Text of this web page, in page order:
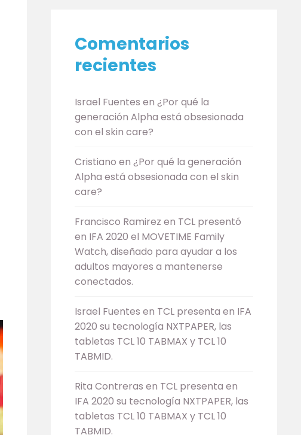
Comentarios
recientes
Israel Fuentes en ¿Por qué la
generación Alpha está obsesionada
con el skin care?
Cristiano en ¿Por qué la generación
Alpha está obsesionada con el skin
care?
Francisco Ramirez en TCL presentó
en IFA 2020 el MOVETIME Family
Watch, diseñado para ayudar a los
adultos mayores a mantenerse
conectados.
Israel Fuentes en TCL presenta en IFA
2020 su tecnología NXTPAPER, las
tabletas TCL 10 TABMAX y TCL 10
TABMID.
Rita Contreras en TCL presenta en
IFA 2020 su tecnología NXTPAPER, las
tabletas TCL 10 TABMAX y TCL 10
TABMID.